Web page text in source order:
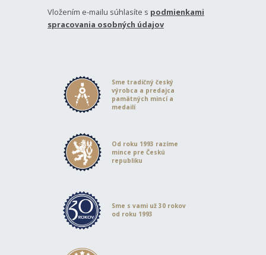
Vložením e-mailu súhlasíte s podmienkami
spracovania osobných údajov
Sme tradičný český
výrobca a predajca
pamätných mincí a
medailí
Od roku 1993 razíme
mince pre Českú
republiku
Sme s vami už 30 rokov
od roku 1993